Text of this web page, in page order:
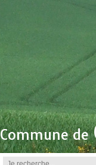
Commune de